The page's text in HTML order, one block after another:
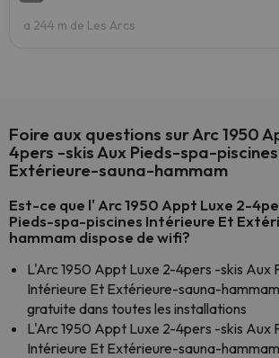
a 244 m de Les Arcs
Foire aux questions sur Arc 1950
4pers -skis Aux Pieds-spa-
Extérieure-sauna-hammam
Est-ce que l' Arc 1950 Appt Luxe 2-
Pieds-spa-piscines Intérieure Et
hammam dispose de wifi?
L'Arc 1950 Appt Luxe 2-4pers -skis Aux
Intérieure Et Extérieure-sauna-
gratuite dans toutes les installations
L'Arc 1950 Appt Luxe 2-4pers -skis Aux
Intérieure Et Extérieure-sauna-